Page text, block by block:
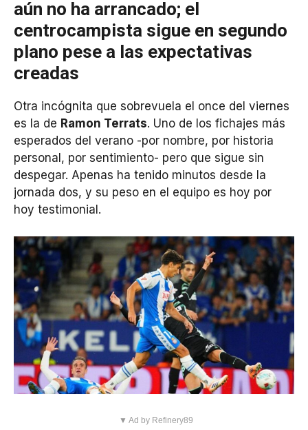
aún no ha arrancado; el
centrocampista sigue en segundo
plano pese a las expectativas
creadas
Otra incógnita que sobrevuela el once del viernes
es la de Ramon Terrats. Uno de los fichajes más
esperados del verano -por nombre, por historia
personal, por sentimiento- pero que sigue sin
despegar. Apenas ha tenido minutos desde la
jornada dos, y su peso en el equipo es hoy por
hoy testimonial.
▼ Ad by Refinery89